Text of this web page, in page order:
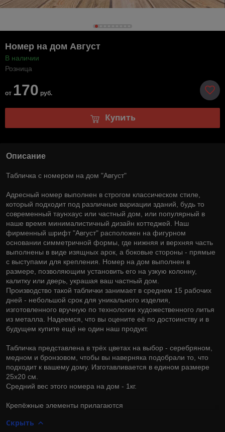
Номер на дом Август
В наличии
Розница
от 170 руб.
Купить
Описание
Табличка с номером на дом "Август"
Адресный номер выполнен в строгом классическом стиле,
который подходит под различные вариации зданий, будь то
современный таунхаус или частный дом, или популярный в
наше время минималистичный дизайн коттеджей. Наш
фирменный шрифт "Август" расположен на фигурном
основании симметричной формы, где нижняя и верхняя часть
выполнены в виде изящных арок, а боковые стороны - прямые
с выступами для крепления. Номер на дом выполнен в
размере, позволяющим установить его на узкую колонну,
калитку или дверь, украшая ваш частный дом.
Производство такой таблички занимает в среднем 15 рабочих
дней - небольшой срок для уникального изделия,
изготовленного вручную по технологии художественного литья
из металла. Надеемся, что вы оцените её по достоинству и в
будущем купите ещё не один наш продукт.
Табличка представлена в трёх цветах на выбор - серебряном,
медном и бронзовом, чтобы вы наверняка подобрали то, что
подходит к вашему дому. Изготавливается в едином размере
25х20 см.
Средний вес этого номера на дом - 1кг.
Крепёжные элементы прилагаются
Скрыть